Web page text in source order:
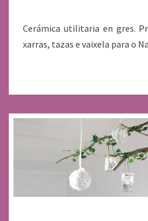
Cerámica utilitaria en gres.
xarras, tazas e vaixela para o